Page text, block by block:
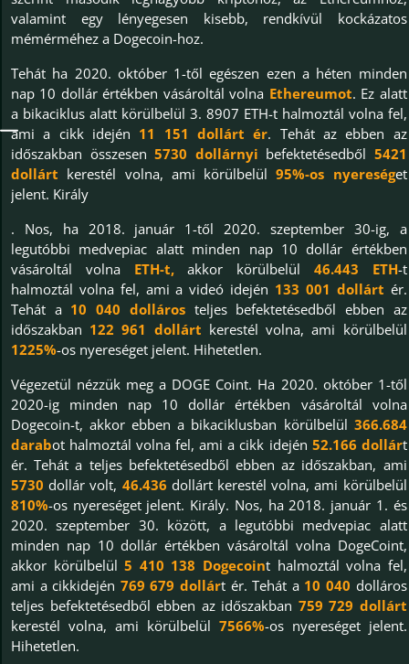
valamint egy lényegesen kisebb, rendkívül kockázatos
mémérméhez a Dogecoin-hoz.
Tehát ha 2020. október 1-től egészen ezen a héten minden
nap 10 dollár értékben vásároltál volna Ethereumot. Ez alatt
a bikaciklus alatt körülbelül 3. 8907 ETH-t halmoztál volna fel,
ami a cikk idején 11 151 dollárt ér. Tehát az ebben az
időszakban összesen5730 dollárnyi befektetésedből 5421
dollárt kerestél volna, ami körülbelül95%-os nyereséget
jelent. Király
. Nos, ha 2018. január 1-től 2020. szeptember 30-ig, a
legutóbbi medvepiac alatt minden nap 10 dollár értékben
vásároltál volna ETH-t,akkor körülbelül 46.443 ETH-t
halmoztál volna fel, ami a videó idején 133 001 dollárt ér.
Tehát a 10 040 dollárosteljes befektetésedből ebben az
időszakban 122 961 dollárt kerestél volna, ami körülbelül
1225%-os nyereséget jelent. Hihetetlen.
Végezetül nézzük meg a DOGE Coint. Ha 2020. október 1-től
2020-ig minden nap 10 dollár értékben vásároltál volna
Dogecoin-t, akkor ebben a bikaciklusban körülbelül 366.684
darabot halmoztál volna fel, ami a cikk idején 52.166 dollárt
ér. Tehát a teljes befektetésedből ebben az időszakban, ami
5730 dollár volt, 46.436 dollárt kerestél volna, ami körülbelül
810%-os nyereséget jelent. Király. Nos, ha 2018. január 1. és
2020. szeptember 30. között, a legutóbbi medvepiac alatt
minden nap 10 dollár értékben vásároltál volna DogeCoint,
akkor körülbelül 5 410 138 Dogecoint halmoztál volna fel,
ami a cikkidején 769 679 dollárt ér. Tehát a 10 040 dolláros
teljes befektetésedből ebben az időszakban 759 729 dollárt
kerestél volna, ami körülbelül 7566%-os nyereséget jelent.
Hihetetlen.